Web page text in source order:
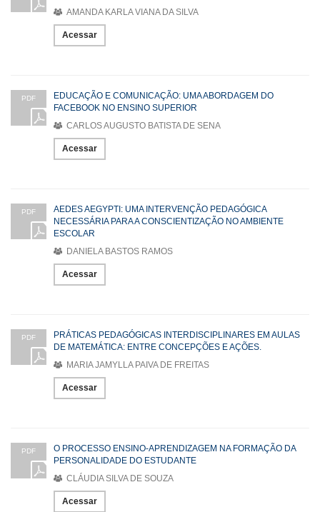
AMANDA KARLA VIANA DA SILVA
Acessar
PDF
EDUCAÇÃO E COMUNICAÇÃO: UMA ABORDAGEM DO
FACEBOOK NO ENSINO SUPERIOR
CARLOS AUGUSTO BATISTA DE SENA
Acessar
PDF
AEDES AEGYPTI: UMA INTERVENÇÃO PEDAGÓGICA
NECESSÁRIA PARA A CONSCIENTIZAÇÃO NO AMBIENTE
ESCOLAR
DANIELA BASTOS RAMOS
Acessar
PDF
PRÁTICAS PEDAGÓGICAS INTERDISCIPLINARES EM AULAS
DE MATEMÁTICA: ENTRE CONCEPÇÕES E AÇÕES.
MARIA JAMYLLA PAIVA DE FREITAS
Acessar
PDF
O PROCESSO ENSINO-APRENDIZAGEM NA FORMAÇÃO DA
PERSONALIDADE DO ESTUDANTE
CLÁUDIA SILVA DE SOUZA
Acessar